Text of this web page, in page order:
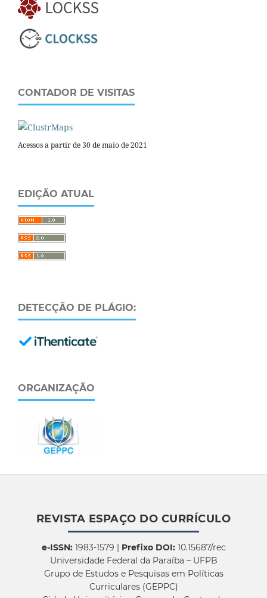
CONTADOR DE VISITAS
Acessos a partir de 30 de maio de 2021
EDIÇÃO ATUAL
DETECÇÃO DE PLÁGIO:
ORGANIZAÇÃO
REVISTA ESPAÇO DO CURRÍCULO
e-ISSN:1983-1579 | Prefixo DOI:10.15687/rec
Universidade Federal da Paraíba – UFPB
Grupo de Estudos e Pesquisas em Políticas
Curriculares (GEPPC)